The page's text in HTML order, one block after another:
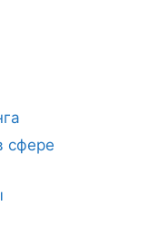
сфере